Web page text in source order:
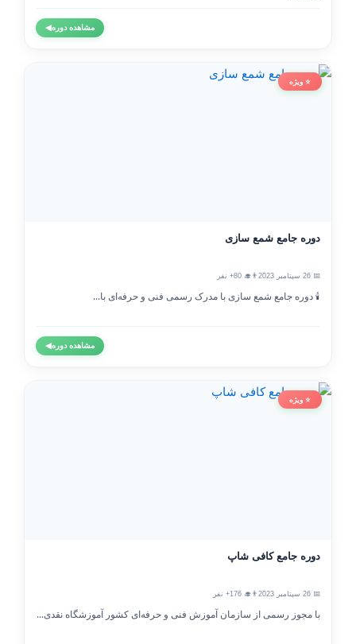
مشاهده دوره◀
⭐ ویژه
دوره جامع شمع سازی
📅 26 سپتامبر 2023 👨‍🎓 80+ نفر
🕯️ دوره جامع شمع سازی با مدرک رسمی فنی و حرفه‌ای با...
مشاهده دوره◀
⭐ ویژه
دوره جامع کافی شاپ
📅 26 سپتامبر 2023 👨‍🎓 176+ نفر
با مجوز رسمی از سازمان آموزش فنی و حرفه‌ای کشور آموزشگاه نقدی...